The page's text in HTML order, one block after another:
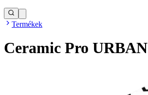
Termékek
Ceramic Pro URBAN